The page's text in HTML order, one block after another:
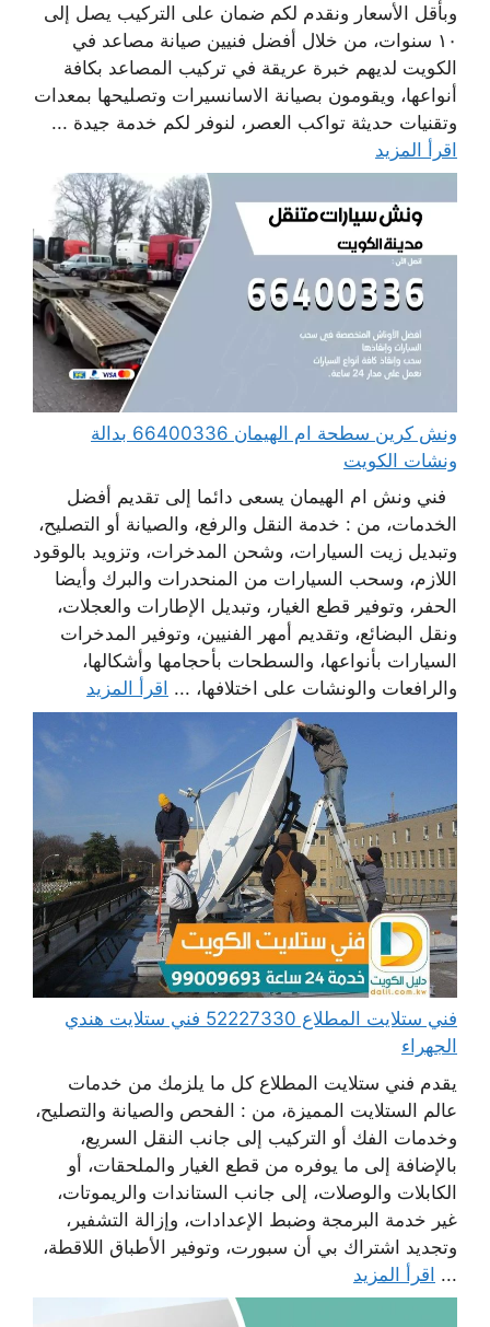
وبأقل الأسعار ونقدم لكم ضمان على التركيب يصل إلى
١٠ سنوات، من خلال أفضل فنيين صيانة مصاعد في
الكويت لديهم خبرة عريقة في تركيب المصاعد بكافة
أنواعها، ويقومون بصيانة الاسانسيرات وتصليحها بمعدات
وتقنيات حديثة تواكب العصر، لنوفر لكم خدمة جيدة ...
اقرأ المزيد
ونش كرين سطحة ام الهيمان 66400336 بدالة
ونشات الكويت
فني ونش ام الهيمان يسعى دائما إلى تقديم أفضل
الخدمات، من : خدمة النقل والرفع، والصيانة أو التصليح،
وتبديل زيت السيارات، وشحن المدخرات، وتزويد بالوقود
اللازم، وسحب السيارات من المنحدرات والبرك وأيضا
الحفر، وتوفير قطع الغيار، وتبديل الإطارات والعجلات،
ونقل البضائع، وتقديم أمهر الفنيين، وتوفير المدخرات
السيارات بأنواعها، والسطحات بأحجامها وأشكالها،
والرافعات والونشات على اختلافها، ... اقرأ المزيد
فني ستلايت المطلاع 52227330 فني ستلايت هندي
الجهراء
يقدم فني ستلايت المطلاع كل ما يلزمك من خدمات
عالم الستلايت المميزة، من : الفحص والصيانة والتصليح،
وخدمات الفك أو التركيب إلى جانب النقل السريع،
بالإضافة إلى ما يوفره من قطع الغيار والملحقات، أو
الكابلات والوصلات، إلى جانب الستاندات والريموتات،
غير خدمة البرمجة وضبط الإعدادات، وإزالة التشفير،
وتجديد اشتراك بي أن سبورت، وتوفير الأطباق اللاقطة،
... اقرأ المزيد